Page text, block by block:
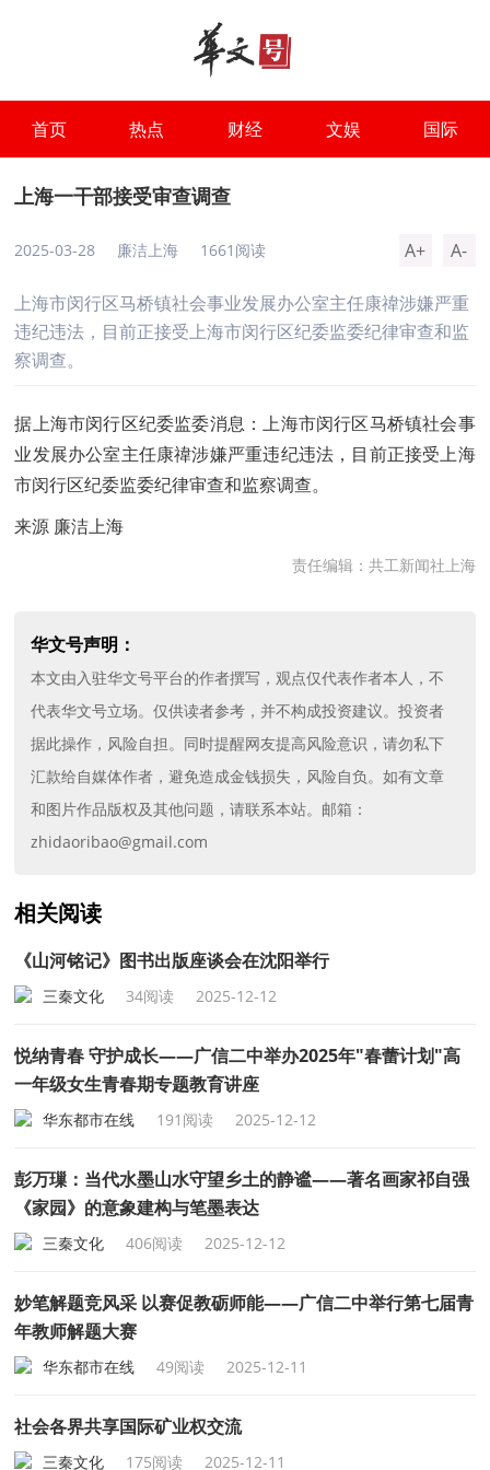
首页 热点 财经 文娱 国际
上海一干部接受审查调查
2025-03-28 廉洁上海 1661阅读 A+ A-
上海市闵行区马桥镇社会事业发展办公室主任康禕涉嫌严重
违纪违法，目前正接受上海市闵行区纪委监委纪律审查和监
察调查。
据上海市闵行区纪委监委消息：上海市闵行区马桥镇社会事
业发展办公室主任康禕涉嫌严重违纪违法，目前正接受上海
市闵行区纪委监委纪律审查和监察调查。
来源 廉洁上海
责任编辑：共工新闻社上海
华文号声明：
本文由入驻华文号平台的作者撰写，观点仅代表作者本人，不
代表华文号立场。仅供读者参考，并不构成投资建议。投资者
据此操作，风险自担。同时提醒网友提高风险意识，请勿私下
汇款给自媒体作者，避免造成金钱损失，风险自负。如有文章
和图片作品版权及其他问题，请联系本站。邮箱：
zhidaoribao@gmail.com
相关阅读
《山河铭记》图书出版座谈会在沈阳举行
三秦文化 34阅读 2025-12-12
悦纳青春 守护成长——广信二中举办2025年"春蕾计划"高
一年级女生青春期专题教育讲座
华东都市在线 191阅读 2025-12-12
彭万璅：当代水墨山水守望乡土的静谧——著名画家祁自强
《家园》的意象建构与笔墨表达
三秦文化 406阅读 2025-12-12
妙笔解题竞风采 以赛促教砺师能——广信二中举行第七届青
年教师解题大赛
华东都市在线 49阅读 2025-12-11
社会各界共享国际矿业权交流
三秦文化 175阅读 2025-12-11